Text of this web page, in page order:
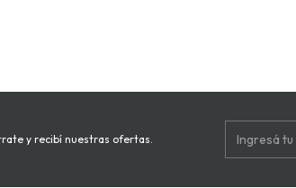
y recibí nuestras ofertas.